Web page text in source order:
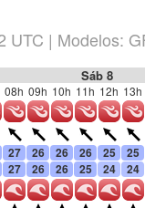
UTC | Modelos:
Sáb 8
08h 09h 10h 11h 12h 13h
27 26 26 26 25 25
27 26 26 25 24 24